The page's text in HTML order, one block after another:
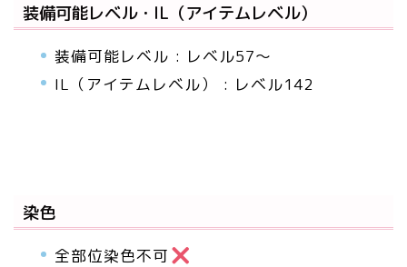
装備可能レベル・IL（アイテムレベル）
装備可能レベル : レベル57～
IL（アイテムレベル） : レベル142
染色
全部位染色不可